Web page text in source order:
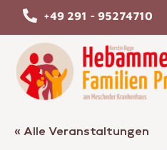
+49 291 - 95274710
« Alle Veranstaltungen